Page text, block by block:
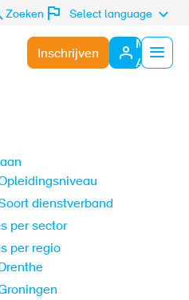
Zoeken Select language
Inschrijven
Mijn
Abiant
dienstverband
per sector
per regio
Drenthe